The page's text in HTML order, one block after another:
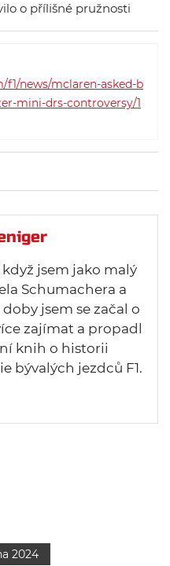
o přílišné pružnosti
některých týmů.
které celou situaci
news/mclaren-asked-b
mini-drs-controversy/1
jsem jako malý
Schumachera a
jsem se začal o
zajímat a propadl
knih o historii
bývalých jezdců F1.
2024